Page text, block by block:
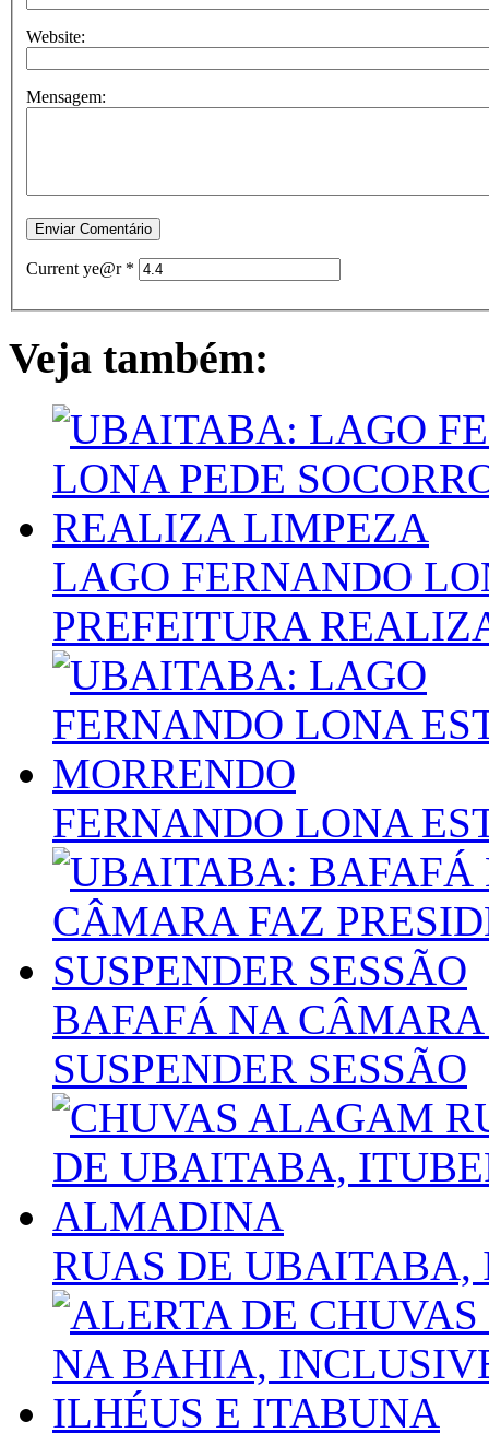
Website:
Mensagem:
Current ye@r *
Veja também:
LAGO FERNANDO
PREFEITURA
FERNANDO LONA
BAFAFÁ NA
SUSPENDER SESSÃO
RUAS DE